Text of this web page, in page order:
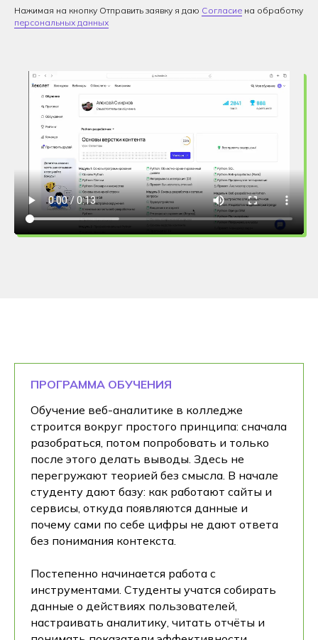
Нажимая на кнопку Отправить заявку я даю Согласие на обработку
персональных данных
ПРОГРАММА ОБУЧЕНИЯ
Обучение веб-аналитике в колледже
строится вокруг простого принципа: сначала
разобраться, потом попробовать и только
после этого делать выводы. Здесь не
перегружают теорией без смысла. В начале
студенту дают базу: как работают сайты и
сервисы, откуда появляются данные и
почему сами по себе цифры не дают ответа
без понимания контекста.
Постепенно начинается работа с
инструментами. Студенты учатся собирать
данные о действиях пользователей,
настраивать аналитику, читать отчёты и